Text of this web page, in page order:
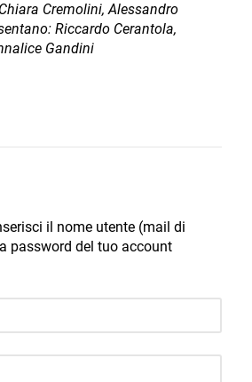
Cremolini, Alessandro
Riccardo Cerantola,
Gandini
il nome utente (mail di
password del tuo account